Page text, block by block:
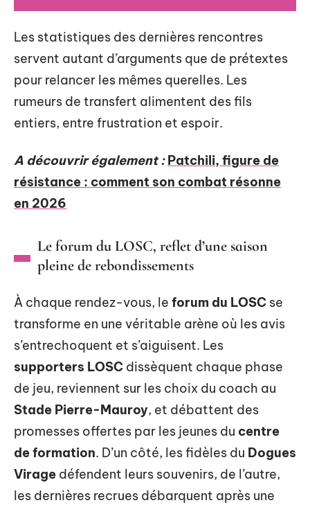
Les statistiques des dernières rencontres
servent autant d’arguments que de prétextes
pour relancer les mêmes querelles. Les
rumeurs de transfert alimentent des fils
entiers, entre frustration et espoir.
A découvrir également : Patchili, figure de
résistance : comment son combat résonne
en 2026
Le forum du LOSC, reflet d’une saison
pleine de rebondissements
À chaque rendez-vous, le forum du LOSC se
transforme en une véritable arène où les avis
s’entrechoquent et s’aiguisent. Les
supporters LOSC dissèquent chaque phase
de jeu, reviennent sur les choix du coach au
Stade Pierre-Mauroy, et débattent des
promesses offertes par les jeunes du centre
de formation. D’un côté, les fidèles du Dogues
Virage défendent leurs souvenirs, de l’autre,
les dernières recrues débarquent après une